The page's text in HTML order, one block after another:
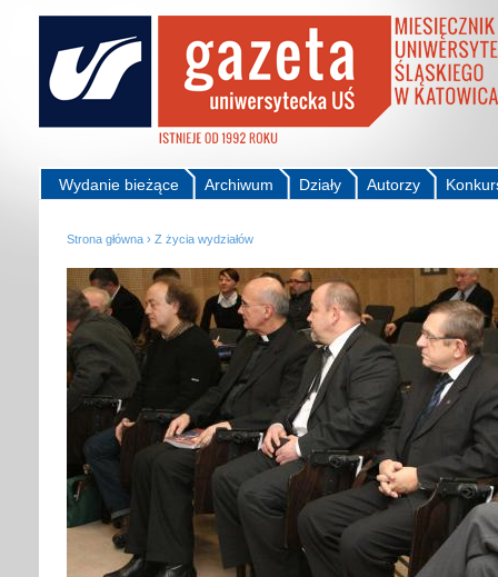
Autorzy
Działy
Archiwum
Wydanie bieżące
Strona główna › Z życia wydziałów